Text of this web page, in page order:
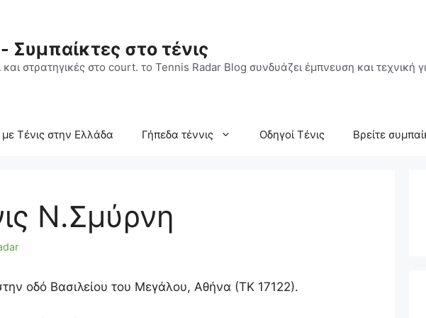
Συμπαίκτες στο τένις
στρατηγικές στο court. το Tennis Radar Blog συνδυάζει έμπνευση και τεχνική
Τένις στην Ελλάδα Γήπεδα τέννις Οδηγοί Τένις Βρείτε
Ν.Σμύρνη
οδό Βασιλείου του Μεγάλου, Αθήνα (ΤΚ 17122).